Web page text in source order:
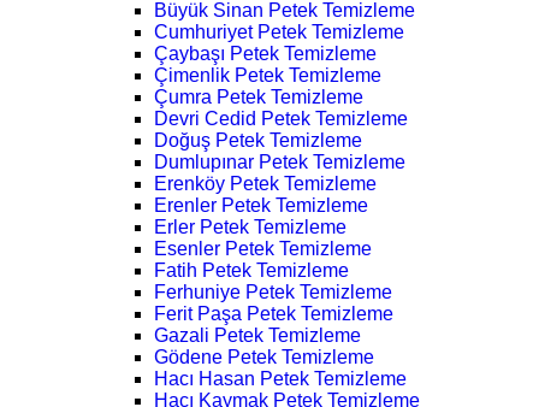
Büyük Sinan Petek Temizleme
Cumhuriyet Petek Temizleme
Çaybaşı Petek Temizleme
Çimenlik Petek Temizleme
Çumra Petek Temizleme
Devri Cedid Petek Temizleme
Doğuş Petek Temizleme
Dumlupınar Petek Temizleme
Erenköy Petek Temizleme
Erenler Petek Temizleme
Erler Petek Temizleme
Esenler Petek Temizleme
Fatih Petek Temizleme
Ferhuniye Petek Temizleme
Ferit Paşa Petek Temizleme
Gazali Petek Temizleme
Gödene Petek Temizleme
Hacı Hasan Petek Temizleme
Hacı Kaymak Petek Temizleme